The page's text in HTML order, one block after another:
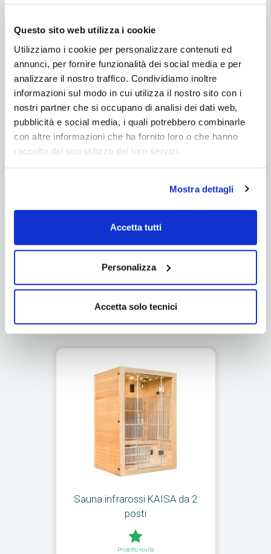
Questo sito web utilizza i cookie
Utilizziamo i cookie per personalizzare contenuti ed
annunci, per fornire funzionalità dei social media e per
analizzare il nostro traffico. Condividiamo inoltre
informazioni sul modo in cui utilizza il nostro sito con i
nostri partner che si occupano di analisi dei dati web,
pubblicità e social media, i quali potrebbero combinarle
con altre informazioni che ha fornito loro o che hanno
raccolto dal suo utilizzo dei loro servizi.
Mostra dettagli
Accetta tutti
Personalizza
Accetta solo tecnici
Sauna infrarossi LOTTA da 4
posti
€3.467,00
€2.577,00
Sauna infrarossi KAISA da 2
posti
Prodotto novità